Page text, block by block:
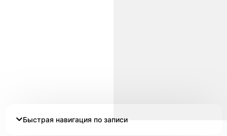
Быстрая навигация по записи